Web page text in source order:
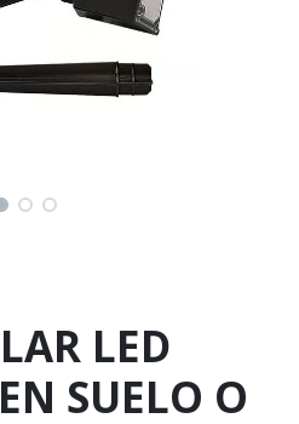
LED
SUELO O